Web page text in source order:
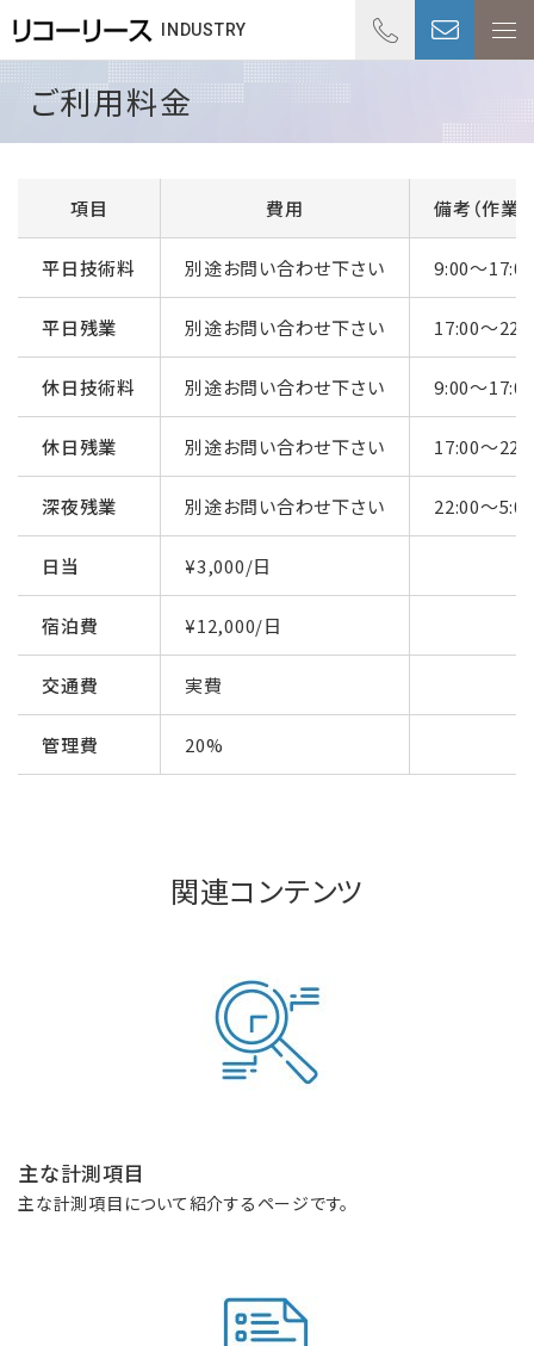
INDUSTRY
受付
ご利用料金
項目 費用 備考（作業
平日技術料 別途お問い合わせ下さい 9:00～17:00
平日残業 別途お問い合わせ下さい 17:00～
休日技術料 別途お問い合わせ下さい 9:00～17:00
休日残業 別途お問い合わせ下さい 17:00～
深夜残業 別途お問い合わせ下さい 22:00～5:00
日当 ¥3,000/日
宿泊費 ¥12,000/日
交通費 実費
管理費 20%
関連コンテンツ
主な計測項目
主な計測項目について紹介するページです。